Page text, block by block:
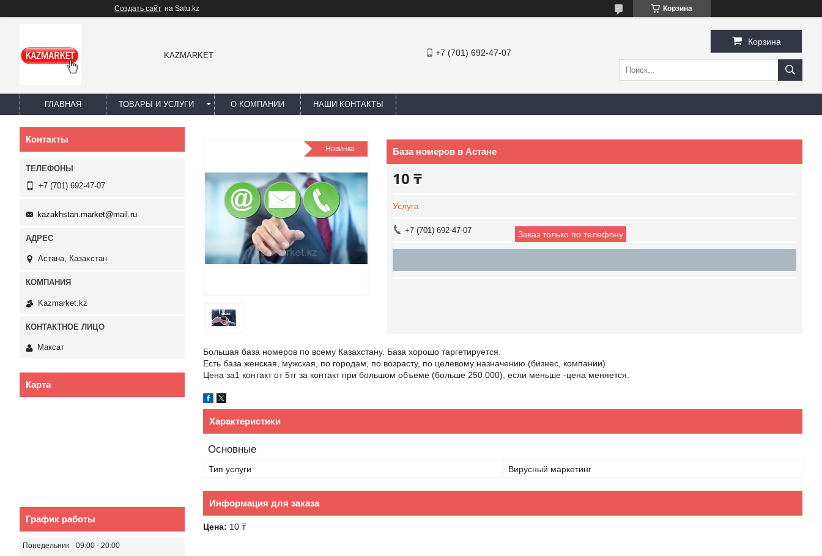
Создать сайт на Satu.kz Корзина
KAZMARKET +7 (701) 692-47-07
Корзина
ГЛАВНАЯ ТОВАРЫ И УСЛУГИ О КОМПАНИИ НАШИ КОНТАКТЫ
Новинка База номеров в Астане
10 ₸
Услуга
+7 (701) 692-47-07 Заказ только по телефону
Большая база номеров по всему Казахстану. База хорошо таргетируется.
Есть база женская, мужская, по городам, по возрасту, по целевому назначению (бизнес, компании)
Цена за1 контакт от 5тг за контакт при большом объеме (больше 250 000), если меньше -цена меняется.
Характеристики
Основные
Тип услуги Вирусный маркетинг
Информация для заказа
Цена: 10 ₸
Контакты
+7 (701) 692-47-07
kazakhstan.market@mail.ru
Астана, Казахстан
Kazmarket.kz
Максат
Карта
График работы
Понедельник 09:00
20:00